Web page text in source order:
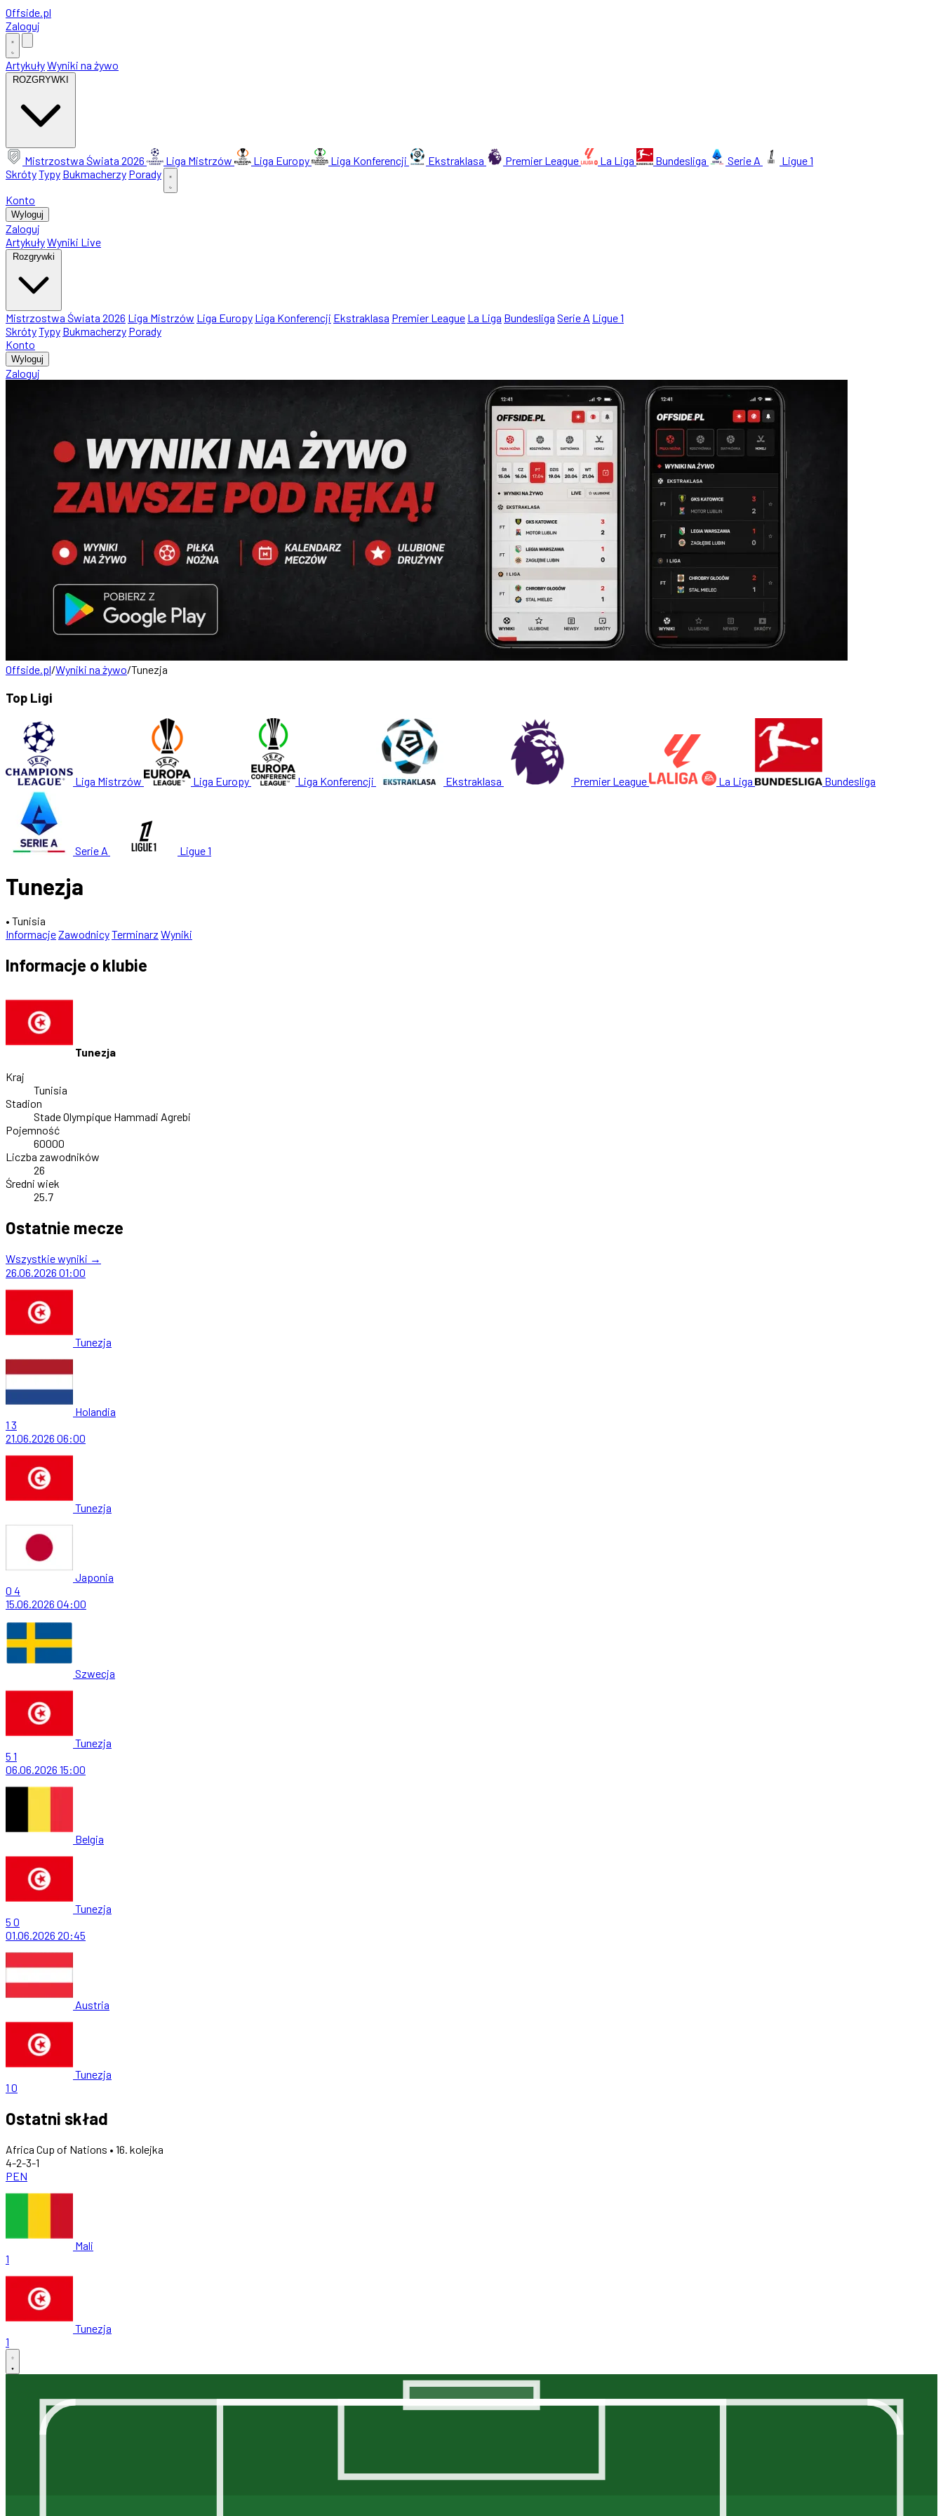
Offside.pl
Zaloguj
ArtykułyWyniki na żywo
ROZGRYWKI
Mistrzostwa Świata 2026 Liga Mistrzów Liga Europy Liga Konferencji Ekstraklasa Premier League La Liga Bundesliga Serie A
Ligue 1
SkrótyTypy Bukmacherzy Porady
Konto
Wyloguj
Zaloguj
ArtykułyWyniki Live
Rozgrywki
Mistrzostwa Świata 2026 Liga Mistrzów Liga Europy Liga Konferencji Ekstraklasa Premier League La Liga Bundesliga Serie A Ligue 1
SkrótyTypy Bukmacherzy Porady
Konto
Wyloguj
Zaloguj
Offside.pl/Wyniki na żywo/Tunezja
Top Ligi
Liga Mistrzów Liga Europy Liga Konferencji Ekstraklasa Premier League La Liga Bundesliga
Serie A Ligue 1
Tunezja
• Tunisia
InformacjeZawodnicyTerminarz Wyniki
Informacje o klubie
Tunezja
Kraj
Tunisia
Stadion
Stade Olympique Hammadi Agrebi
Pojemność
60000
Liczba zawodników
26
Średni wiek
25.7
Ostatnie mecze
Wszystkie wyniki →
26.06.2026 01:00
Tunezja
Holandia
1 3
21.06.2026 06:00
Tunezja
Japonia
0 4
15.06.2026 04:00
Szwecja
Tunezja
5 1
06.06.2026 15:00
Belgia
Tunezja
5 0
01.06.2026 20:45
Austria
Tunezja
1 0
Ostatni skład
Africa Cup of Nations • 16. kolejka
4-2-3-1
PEN
Mali
1
Tunezja
1